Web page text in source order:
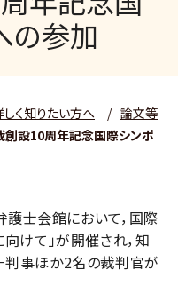
の参加
しく知りたい方へ / 論文等
創設10周年記念国際シンポ
士会館において，国際
けて」が開催され，知
事ほか2名の裁判官が